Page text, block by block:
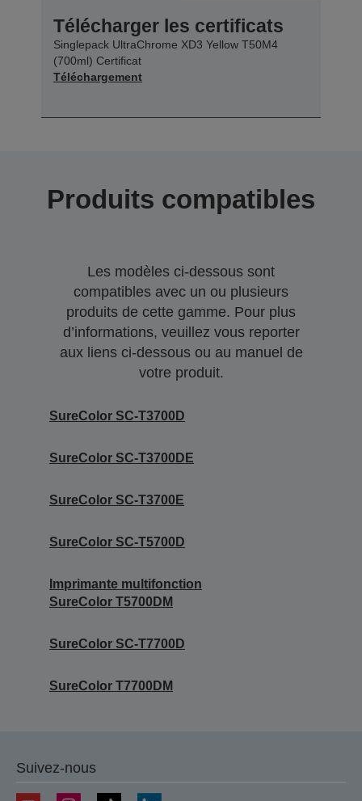
Télécharger les certificats
Singlepack UltraChrome XD3 Yellow T50M4
(700ml) Certificat
Téléchargement
Produits compatibles
Les modèles ci-dessous sont
compatibles avec un ou plusieurs
produits de cette gamme. Pour plus
d’informations, veuillez vous reporter
aux liens ci-dessous ou au manuel de
votre produit.
SureColor SC-T3700D
SureColor SC-T3700DE
SureColor SC-T3700E
SureColor SC-T5700D
Imprimante multifonction
SureColor T5700DM
SureColor SC-T7700D
SureColor T7700DM
Suivez-nous